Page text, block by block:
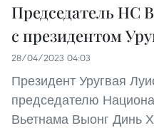
Председатель НС
с президентом
28/04/2023 04:03
Президент Уругвая
председателю
Вьетнама Выонг Динь